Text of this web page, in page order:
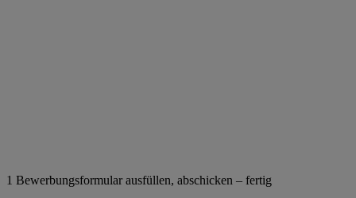
1 Bewerbungsformular ausfüllen, abschicken – fertig